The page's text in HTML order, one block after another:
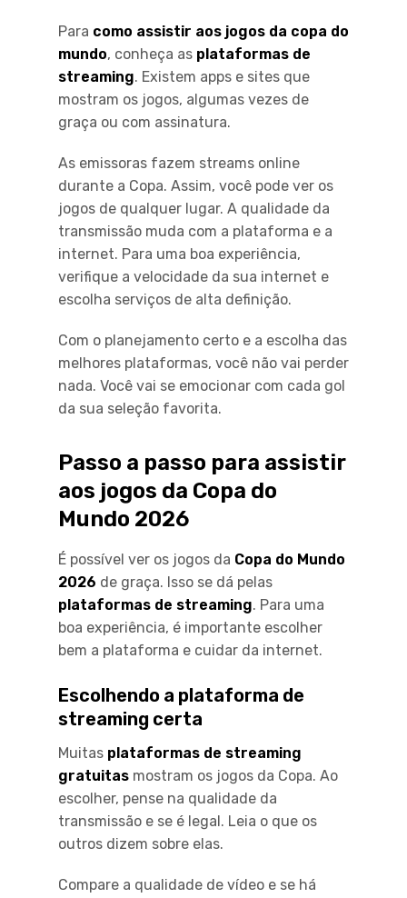
Para como assistir aos jogos da copa do
mundo, conheça as plataformas de
streaming. Existem apps e sites que
mostram os jogos, algumas vezes de
graça ou com assinatura.
As emissoras fazem streams online
durante a Copa. Assim, você pode ver os
jogos de qualquer lugar. A qualidade da
transmissão muda com a plataforma e a
internet. Para uma boa experiência,
verifique a velocidade da sua internet e
escolha serviços de alta definição.
Com o planejamento certo e a escolha das
melhores plataformas, você não vai perder
nada. Você vai se emocionar com cada gol
da sua seleção favorita.
Passo a passo para assistir
aos jogos da Copa do
Mundo 2026
É possível ver os jogos da Copa do Mundo
2026 de graça. Isso se dá pelas
plataformas de streaming. Para uma
boa experiência, é importante escolher
bem a plataforma e cuidar da internet.
Escolhendo a plataforma de
streaming certa
Muitas plataformas de streaming
gratuitas mostram os jogos da Copa. Ao
escolher, pense na qualidade da
transmissão e se é legal. Leia o que os
outros dizem sobre elas.
Compare a qualidade de vídeo e se há